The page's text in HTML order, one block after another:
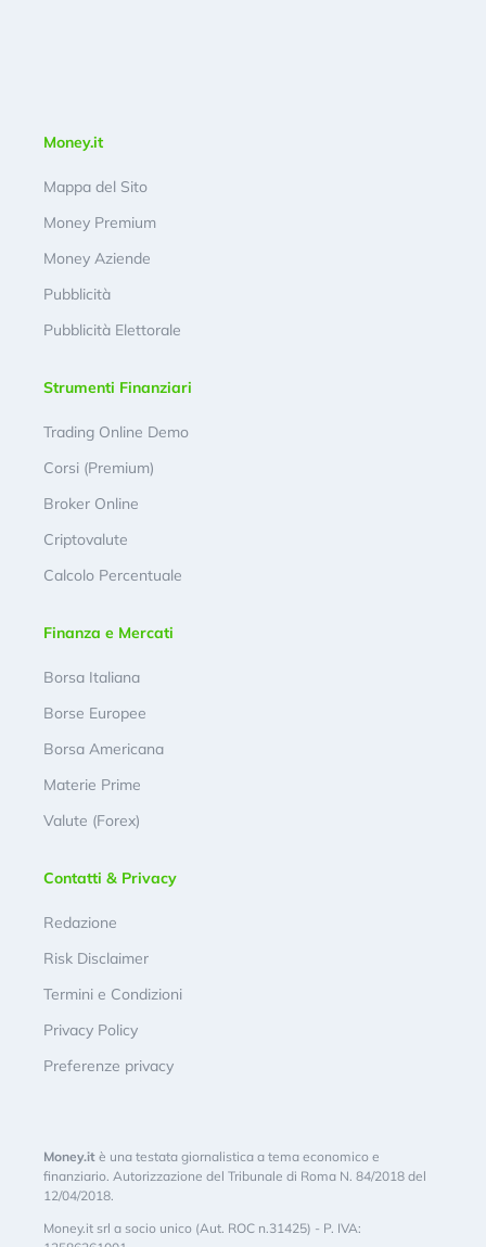
Money.it
Mappa del Sito
Money Premium
Money Aziende
Pubblicità
Pubblicità Elettorale
Strumenti Finanziari
Trading Online Demo
Corsi (Premium)
Broker Online
Criptovalute
Calcolo Percentuale
Finanza e Mercati
Borsa Italiana
Borse Europee
Borsa Americana
Materie Prime
Valute (Forex)
Contatti & Privacy
Redazione
Risk Disclaimer
Termini e Condizioni
Privacy Policy
Preferenze privacy
Money.it è una testata giornalistica a tema economico e
finanziario. Autorizzazione del Tribunale di Roma N. 84/2018 del
12/04/2018.
Money.it srl a socio unico (Aut. ROC n.31425) - P. IVA: